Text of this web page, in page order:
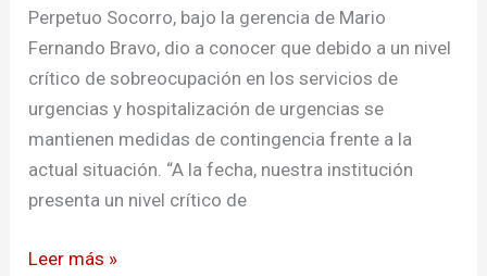
Perpetuo Socorro, bajo la gerencia de Mario
Fernando Bravo, dio a conocer que debido a un nivel
crítico de sobreocupación en los servicios de
urgencias y hospitalización de urgencias se
mantienen medidas de contingencia frente a la
actual situación. “A la fecha, nuestra institución
presenta un nivel crítico de
Leer más »